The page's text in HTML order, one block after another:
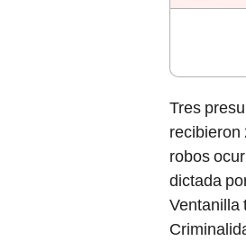
Tres
recibieron
robos
dictada
Ventanilla